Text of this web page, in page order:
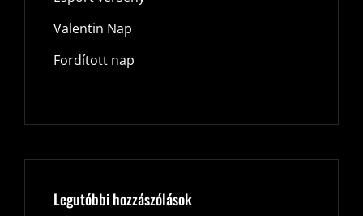
Valentin Nap
Fordított nap
Legutóbbi hozzászólások